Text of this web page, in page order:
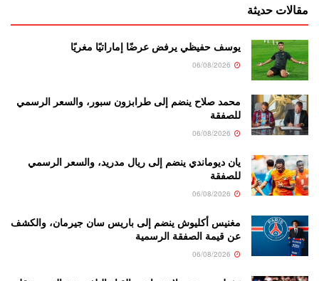
مقالات حديثة
يوسف حفيظي يرفض عرضًا إماراتيًا مغريًا
محمد صلاح ينضم إلى طرابزون سبور، والسعر الرسمي
للصفقة
يان ديوماندي ينضم إلى ريال مدريد، والسعر الرسمي
للصفقة
مغنيس أكليوش ينضم إلى باريس سان جيرمان، والكشف
عن قيمة الصفقة الرسمية